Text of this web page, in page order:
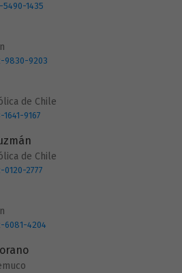
1435
9203
de Chile
9167
de Chile
2777
4204